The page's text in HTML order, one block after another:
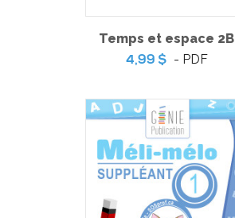
Temps et espace 2B
4,99 $ - PDF